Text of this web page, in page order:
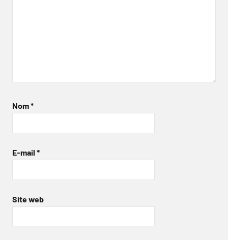
Nom*
E-mail *
Site web